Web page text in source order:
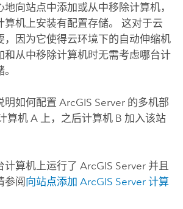
向站点中添加或从中移除计算机，
算机上安装有配置存储。 这对于云
，因为它使得云环境下的自动伸缩机
和从中移除计算机时无需考虑哪台计
明如何配置 ArcGIS Server的多机部
算机 A 上，之后计算机 B 加入该站
计算机上运行了 ArcGIS Server并且
参阅 向站点添加 ArcGIS Server计算